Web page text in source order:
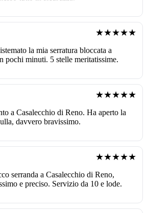
★★★★★
la mia serratura bloccata a
pochi minuti. 5 stelle meritatissime.
★★★★★
a Casalecchio di Reno. Ha aperto la
davvero bravissimo.
★★★★★
serranda a Casalecchio di Reno,
e preciso. Servizio da 10 e lode.